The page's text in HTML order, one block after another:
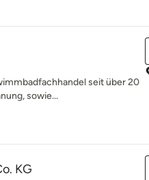
seit über 20
sowie...
KG